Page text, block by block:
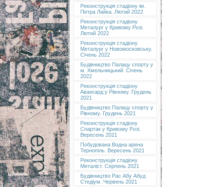
Реконструкція стадіону ім.
Петра Лайка. Лютий 2022
Реконструкція стадіону
Металург у Кривому Розі.
Лютий 2022
Реконструкція стадіону
Металург у Новомосковську.
Січень 2022
Будівництво Палацу спорту у
м. Хмельницький. Січень
2022
Реконструкція стадіону
Авангард у Рівному. Грудень
2021
Будівництво Палацу спорту у
Рівному. Грудень 2021
Реконструкція стадіону
Спартак у Кривому Розі.
Вересень 2021
Побудована Водна арена
Тернопіль. Вересень 2021
Реконструкція стадіону
Металіст. Серпень 2021
Будівництво Рас Абу Абуд
Стедіум. Червень 2021